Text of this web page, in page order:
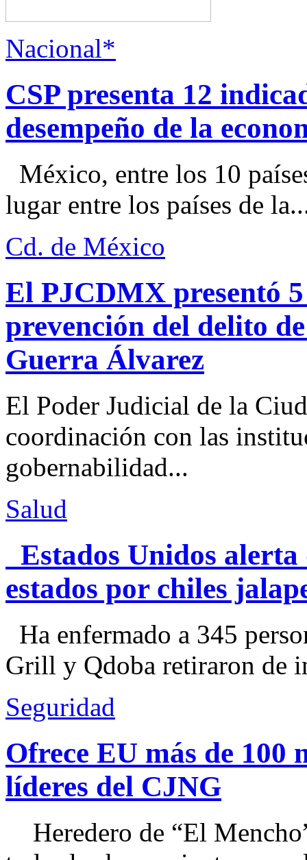
Nacional*
CSP presenta 12
desempeño de la
México, entre los 10
lugar entre los países de
Cd. de México
El PJCDMX presentó
prevención del delito
Guerra Álvarez
El Poder Judicial de la
coordinación con las
gobernabilidad...
Salud
Estados Unidos alerta
estados por chiles
Ha enfermado a 345
Grill y Qdoba retiraron de
Seguridad
Ofrece EU más de 100
líderes del CJNG
Heredero de “El